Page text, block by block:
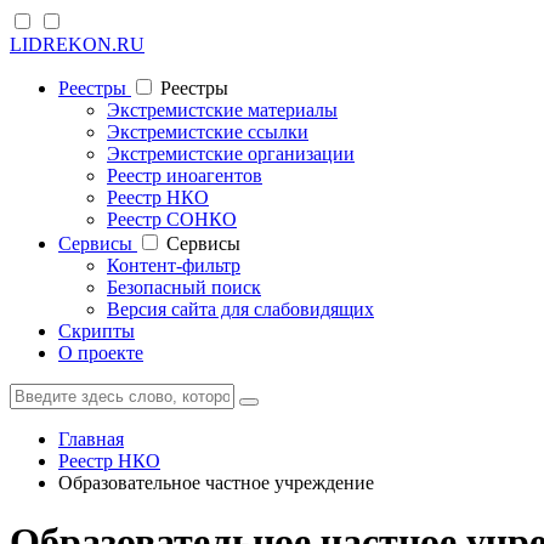
LIDREKON.RU
Реестры
Реестры
Экстремистские материалы
Экстремистские ссылки
Экстремистские организации
Реестр иноагентов
Реестр НКО
Реестр СОНКО
Cервисы
Cервисы
Контент-фильтр
Безопасный поиск
Версия сайта для слабовидящих
Скрипты
О проекте
Главная
Реестр НКО
Образовательное частное учреждение